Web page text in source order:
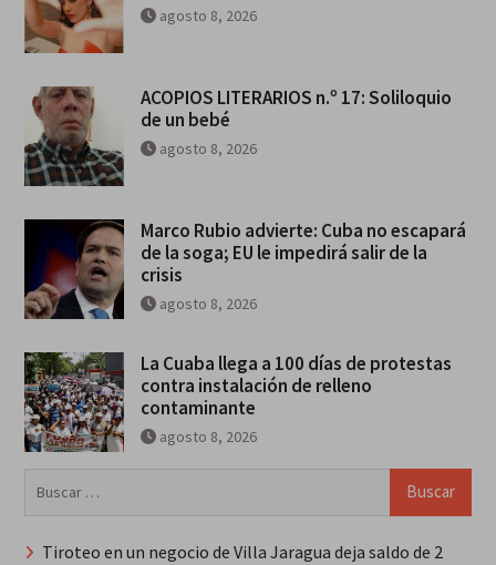
agosto 8, 2026
ACOPIOS LITERARIOS n.º 17: Soliloquio
de un bebé
agosto 8, 2026
Marco Rubio advierte: Cuba no escapará
de la soga; EU le impedirá salir de la
crisis
agosto 8, 2026
La Cuaba llega a 100 días de protestas
contra instalación de relleno
contaminante
agosto 8, 2026
Tiroteo en un negocio de Villa Jaragua deja saldo de 2